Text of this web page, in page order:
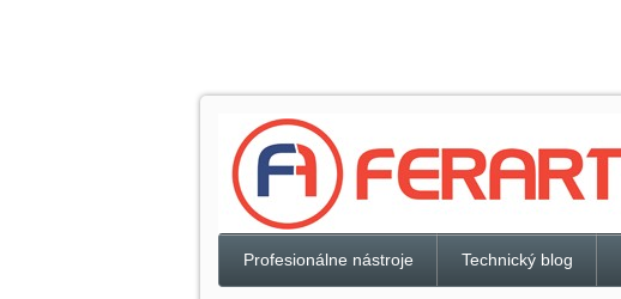
Profesionálne nástroje Technický blog